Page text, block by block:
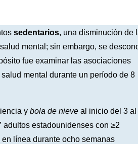
sedentarios, una disminución de
mental; sin embargo, se
fue examinar las asociaciones
mental durante un período de 8
y bola de nieve al inicio del 3 al
estadounidenses con ≥2
línea durante ocho semanas